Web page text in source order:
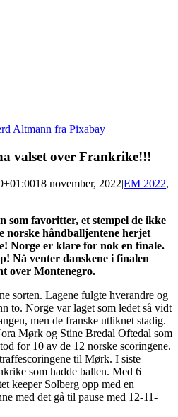
valset over Frankrike!!!
18 november, 2022|EM 2022,
favoritter, et stempel de ikke
norske håndballjentene herjet
Norge er klare for nok en finale.
Nå venter danskene i finalen
over Montenegro.
sorten. Lagene fulgte hverandre og
to. Norge var laget som ledet så vidt
men de franske utliknet stadig.
Mørk og Stine Bredal Oftedal som
for 10 av de 12 norske scoringene.
til Mørk. I siste
som hadde ballen. Med 6
keeper Solberg opp med en
med det gå til pause med 12-11-